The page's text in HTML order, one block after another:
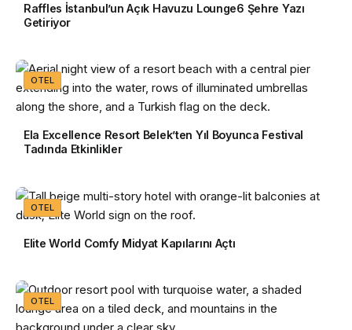
Raffles İstanbul’un Açık Havuzu Lounge6 Şehre Yazı
Getiriyor
OTEL
Ela Excellence Resort Belek’ten Yıl Boyunca Festival
Tadında Etkinlikler
OTEL
Elite World Comfy Midyat Kapılarını Açtı
OTEL